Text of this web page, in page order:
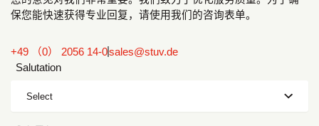
保您能快速获得专业回复，请使用我们的咨询表单。
+49 （0） 2056 14-0sales@stuv.de
Salutation
Select